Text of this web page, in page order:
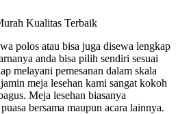
Kualitas Terbaik
polos atau bisa juga disewa lengkap
anda bisa pilih sendiri sesuai
melayani pemesanan dalam skala
meja lesehan kami sangat kokoh
Meja lesehan biasanya
bersama maupun acara lainnya.